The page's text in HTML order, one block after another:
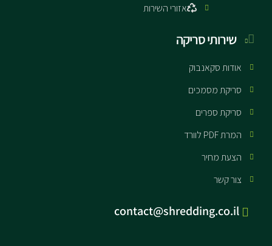
אזורי השירות
שירותי סריקה
אודות סקאנבוק
סריקת מסמכים
סריקת ספרים
המרת PDF לוורד
הצעת מחיר
צור קשר